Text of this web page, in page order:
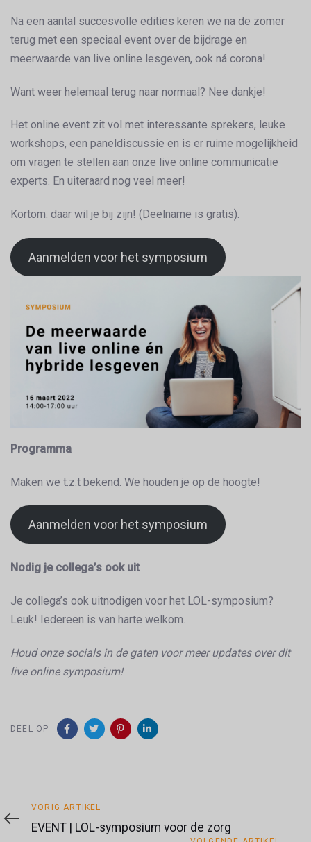
Na een aantal succesvolle edities keren we na de zomer
terug met een speciaal event over de bijdrage en
meerwaarde van live online lesgeven, ook ná corona!
Want weer helemaal terug naar normaal? Nee dankje!
Het online event zit vol met interessante sprekers, leuke
workshops, een paneldiscussie en is er ruime mogelijkheid
om vragen te stellen aan onze live online communicatie
experts. En uiteraard nog veel meer!
Kortom: daar wil je bij zijn! (Deelname is gratis).
Aanmelden voor het symposium
Programma
Maken we t.z.t bekend. We houden je op de hoogte!
Aanmelden voor het symposium
Nodig je collega’s ook uit
Je collega’s ook uitnodigen voor het LOL-symposium?
Leuk! Iedereen is van harte welkom.
Houd onze socials in de gaten voor meer updates over dit
live online symposium!
DEEL OP
Vorig
artikel
VORIG ARTIKEL
EVENT | LOL-symposium voor de zorg